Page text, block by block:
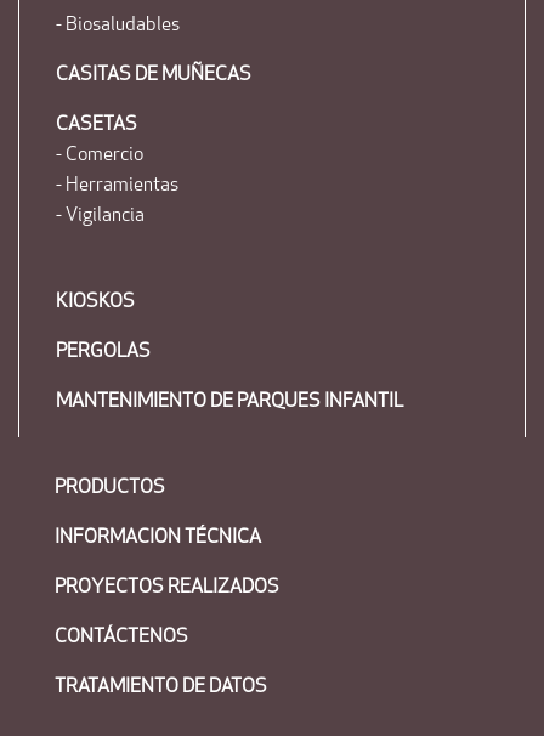
- Biosaludables
CASITAS DE MUÑECAS
CASETAS
- Comercio
- Herramientas
- Vigilancia
KIOSKOS
PERGOLAS
MANTENIMIENTO DE PARQUES INFANTIL
PRODUCTOS
INFORMACION TÉCNICA
PROYECTOS REALIZADOS
CONTÁCTENOS
TRATAMIENTO DE DATOS